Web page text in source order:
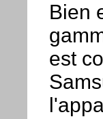
Bien
est